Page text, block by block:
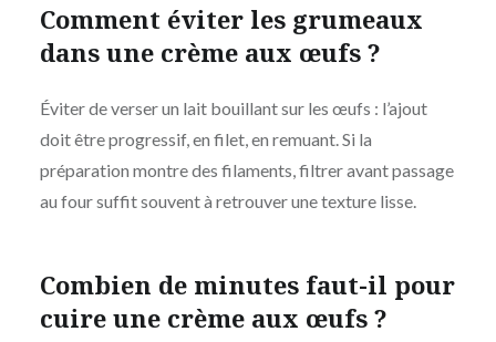
Comment éviter les grumeaux
dans une crème aux œufs ?
Éviter de verser un lait bouillant sur les œufs : l’ajout
doit être progressif, en filet, en remuant. Si la
préparation montre des filaments, filtrer avant passage
au four suffit souvent à retrouver une texture lisse.
Combien de minutes faut-il pour
cuire une crème aux œufs ?